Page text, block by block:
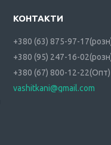
+380 (63) 875-97-17 розн
+380 (95) 247-16-02 розн
+380 (67) 800-12-22 Опт
vashitkani@gmail.com